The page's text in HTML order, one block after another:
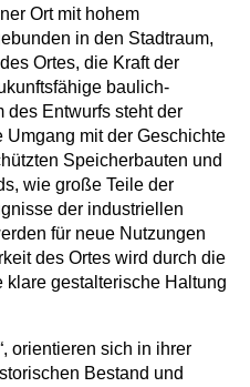
Ort mit hohem
in den Stadtraum,
Ortes, die Kraft der
baulich-
des Entwurfs steht der
mit der Geschichte
Speicherbauten und
wie große Teile der
der industriellen
für neue Nutzungen
des Ortes wird durch die
gestalterische Haltung
orientieren sich in ihrer
Bestand und